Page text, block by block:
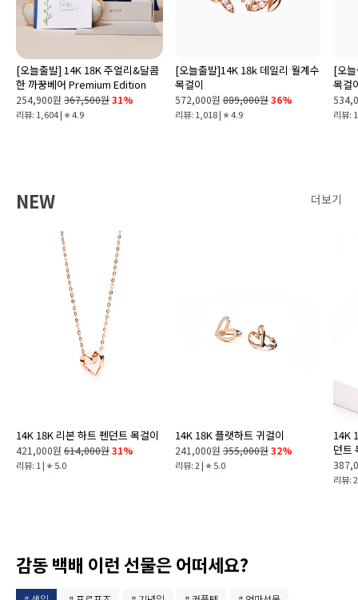
[오늘출발] 14K 18K 주얼리&달콤
한 까꿍베어 Premium Edition
254,900원 367,500원31%
리뷰: 1,604 | 4.9
[오늘출발]14K 18k 데일리 월계수
목걸이
572,000원 889,000원 36%
리뷰: 1,018 | 4.9
[오
목걸
리뷰:
NEW 더보기
14K 18K 리본 하트 펜던트 목걸이
421,000원 614,000원31%
리뷰: 1 | 5.0
14K 18K 플랫하트 귀걸이
241,000원 355,000원 32%
리뷰: 2 | 5.0
14K
던트
리뷰:
감동 백배 이런 선물은 어떠세요?